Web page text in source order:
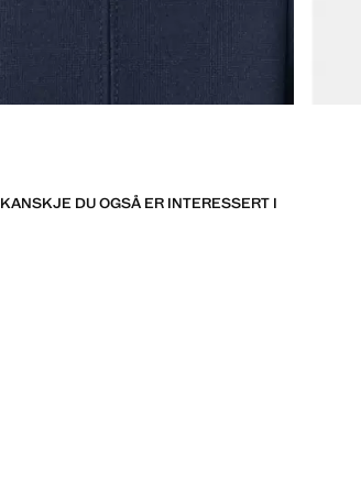
KANSKJE DU OGSÅ ER INTERESSERT I